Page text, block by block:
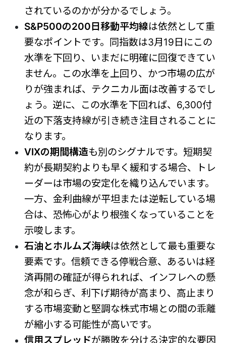
されているのかが分かるでしょう。
S&P500の200日移動平均線は依然として重
要なポイントです。同指数は3月19日にこの
水準を下回り、いまだに明確に回復できてい
ません。この水準を上回り、かつ市場の広が
りが強まれば、テクニカル面は改善するでし
ょう。逆に、この水準を下回れば、6,300付
近の下落支持線が引き続き注目されることに
なります。
VIXの期間構造も別のシグナルです。短期契
約が長期契約よりも早く緩和する場合、トレ
ーダーは市場の安定化を織り込んでいます。
一方、金利曲線が平坦または逆転している場
合は、恐怖心がより根強くなっていることを
示唆します。
石油とホルムズ海峡は依然として最も重要な
要素です。信頼できる停戦合意、あるいは経
済再開の確証が得られれば、インフレへの懸
念が和らぎ、利下げ期待が高まり、高止まり
する市場変動と堅調な株式市場との間の乖離
が縮小する可能性が高いです。
信用スプレッドが勝敗を分ける決定的な要因